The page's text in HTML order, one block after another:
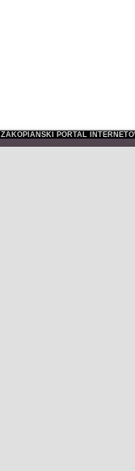
ZAKOPIAŃSKI PORTAL